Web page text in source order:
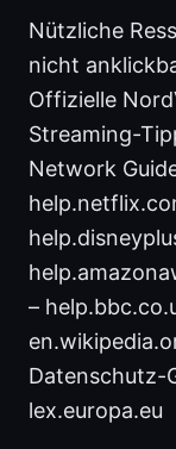
Nützliche
nicht
Offizielle
Streaming-
Network
–
Datenschutz-
lex.europa.eu